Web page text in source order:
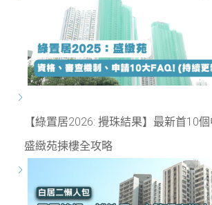
【綠置居2026: 攪珠結果】最新首10
盛緻苑揀樓全攻略